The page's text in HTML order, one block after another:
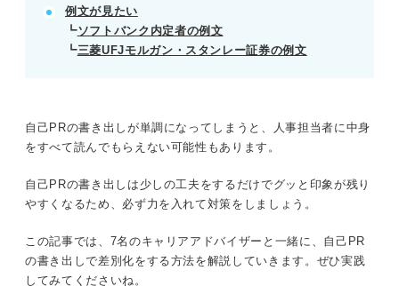
ネガティブな表現を避け、ポジティブな印象で書き
出す。
書き出しの強みと本文のアピール内容にズレがない
POINT：第三者に読んでもらい、内容のズレや伝わ
りにくさがないか確認する。
記事の該当箇所を見る
きる型とは？
強み別！ 自己PRの書き出し例文14選
自己PRの書き出しの注意点
例文が見たい
┗ソフトバンク内定者の例文
┗三菱UFJモルガン・スタンレー証券の例文
自己PRの書き出しが単調になってしまうと、人事担当者に中身
をすべて読んでもらえない可能性もあります。
自己PRの書き出しは少しの工夫をするだけでグッと印象が残り
やすくなるため、必ず力を入れて対策をしましょう。
この記事では、7名のキャリアアドバイザーと一緒に、自己PR
の書き出しで差別化をする方法を解説していきます。ぜひ実践
してみてくださいね。